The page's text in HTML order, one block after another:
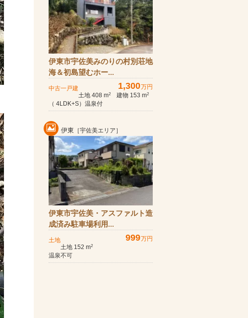
伊東市宇佐美みのりの村別荘地
海＆初島望むホー...
中古一戸建 1,300万円
土地 408 m2 建物 153 m2
（ 4LDK+S）温泉付
伊東 ［宇佐美エリア］
伊東市宇佐美・アスファルト造
成済み駐車場利用...
土地 999万円
土地 152 m2
温泉不可